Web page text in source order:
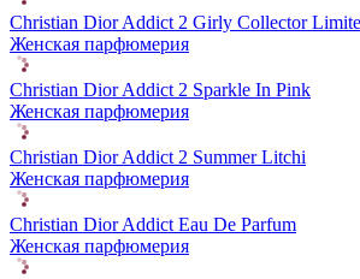
Christian Dior Addict 2 Girly Collector
Женская парфюмерия
Christian Dior Addict 2 Sparkle In Pink
Женская парфюмерия
Christian Dior Addict 2 Summer Litchi
Женская парфюмерия
Christian Dior Addict Eau De Parfum
Женская парфюмерия